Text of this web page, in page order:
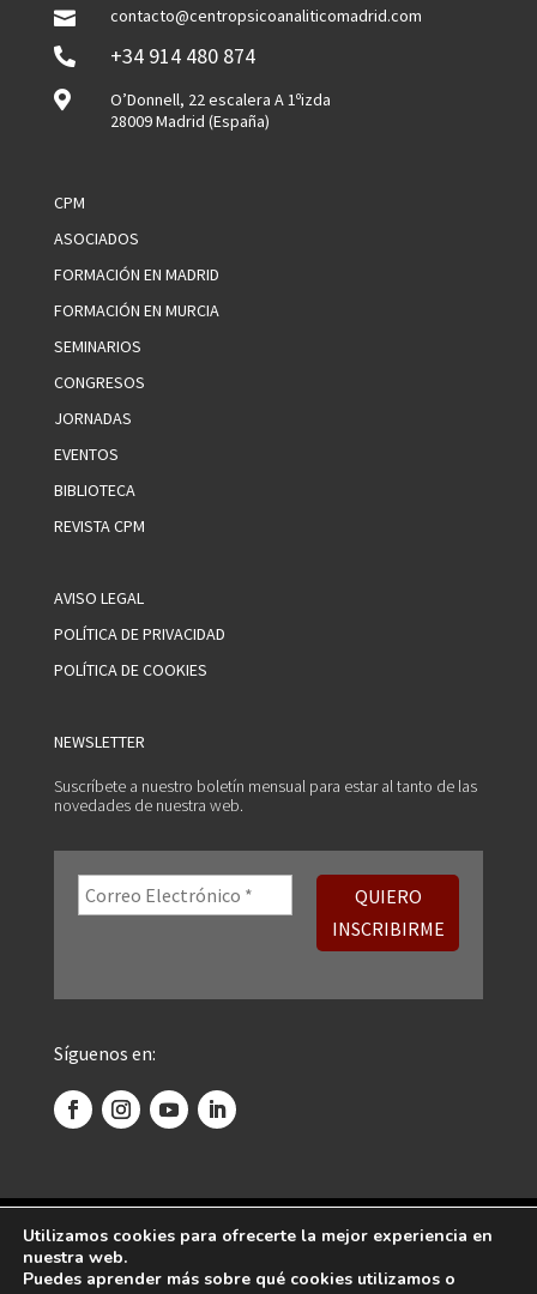

contacto@centropsicoanaliticomadrid.com

+34 914 480 874

O’Donnell, 22 escalera A 1ºizda
28009 Madrid (España)
CPM
ASOCIADOS
FORMACIÓN EN MADRID
FORMACIÓN EN MURCIA
SEMINARIOS
CONGRESOS
JORNADAS
EVENTOS
BIBLIOTECA
REVISTA CPM
AVISO LEGAL
POLÍTICA DE PRIVACIDAD
POLÍTICA DE COOKIES
NEWSLETTER
Suscríbete a nuestro boletín mensual para estar al tanto de las
novedades de nuestra web.
Síguenos en:
©2026 Centro Psicoanalítico de Madrid. Todos
los derechos reservados.
Utilizamos cookies para ofrecerte la mejor experiencia en
nuestra web.
Puedes aprender más sobre qué cookies utilizamos o